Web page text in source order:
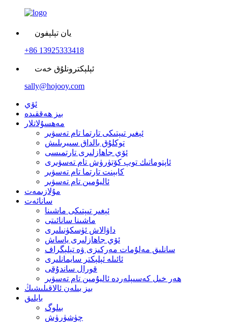
يان تېلېفون
+86 13925333418
ئېلېكترونلۇق خەت
sally@hojooy.com
ئۆي
بىز ھەققىدە
مەھسۇلاتلار
ئېغىر تىپتىكى تارتما تام تەسۋىر
توكلۇق بالداق سىيرىلىش
ئۆي جاھازلىرى تارتمىسى
ئاپتوماتىك توپ كۆتۈرۈش تام تەسۋىرى
كابېنت تارتما تام تەسۋىر
ئاليۇمىن تام تەسۋىر
مۇلازىمەت
سانائەت
ئېغىر تىپتىكى ماشىنا
ماشىنا سانائىتى
داۋالاش ئۈسكۈنىلىرى
ئۆي جاھازلىرى ياساش
سانلىق مەلۇمات مەركىزى ۋە تېلېگراف
ئائىلە ئېلېكتر سايمانلىرى
قورال ساندۇقى
ھەر خىل كەسىپلەردە ئاليۇمىن تام تەسۋىر
بىز بىلەن ئالاقىلىشىڭ
بايلىق
بىلوگ
چۈشۈرۈش